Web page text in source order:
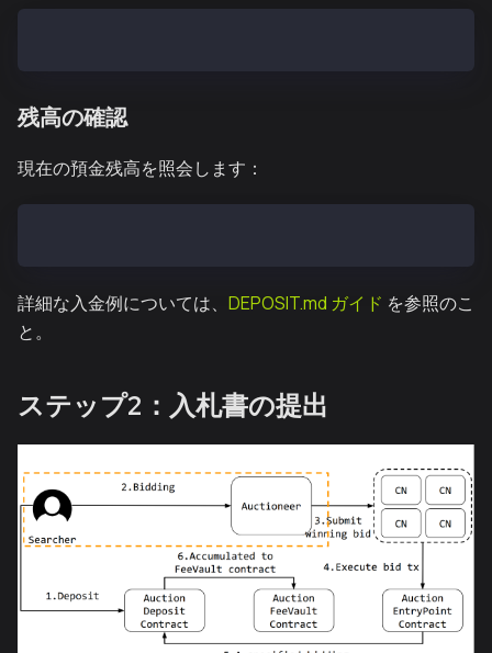
残高の確認
現在の預金残高を照会します：
詳細な入金例については、 DEPOSIT.md ガイド を参照のこ
と。
ステップ2：入札書の提出